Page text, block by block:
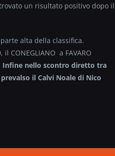
trovato un risultato positivo dopo il
alta della classifica.
CONEGLIANO a FAVARO
Infine nello scontro diretto tra
il Calvi Noale di Nico